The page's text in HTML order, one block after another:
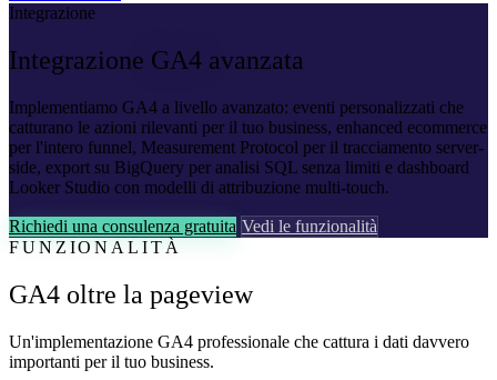
Integrazione
Integrazione GA4 avanzata
Implementiamo GA4 a livello avanzato: eventi personalizzati che
catturano le azioni rilevanti per il tuo business, enhanced ecommerce
per l'intero funnel, Measurement Protocol per il tracciamento server-
side, export su BigQuery per analisi SQL senza limiti e dashboard
Looker Studio con modelli di attribuzione multi-touch.
Richiedi una consulenza gratuita Vedi le funzionalità
FUNZIONALITÀ
GA4 oltre la pageview
Un'implementazione GA4 professionale che cattura i dati davvero
importanti per il tuo business.